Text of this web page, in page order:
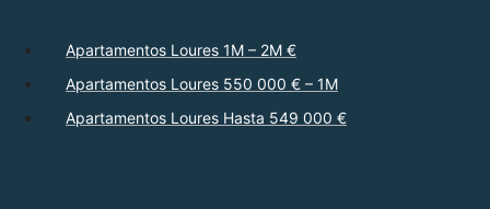
Apartamentos Loures 1M – 2M €
Apartamentos Loures 550 000 € – 1M
Apartamentos Loures Hasta 549 000 €